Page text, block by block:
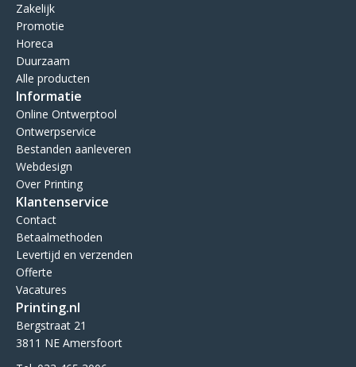
Zakelijk
Promotie
Horeca
Duurzaam
Alle producten
Informatie
Online Ontwerptool
Ontwerpservice
Bestanden aanleveren
Webdesign
Over Printing
Klantenservice
Contact
Betaalmethoden
Levertijd en verzenden
Offerte
Vacatures
Printing.nl
Bergstraat 21
3811 NE Amersfoort